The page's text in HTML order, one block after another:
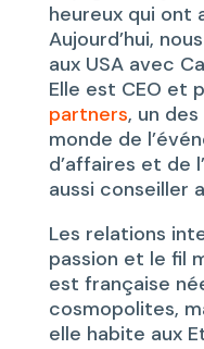
heureux qui ont
Aujourd’hui,
aux USA avec
Elle est CEO et
partners, un
monde de
d’affaires et de
aussi conseiller
Les relations
passion et le fil
est française
cosmopolites,
elle habite aux